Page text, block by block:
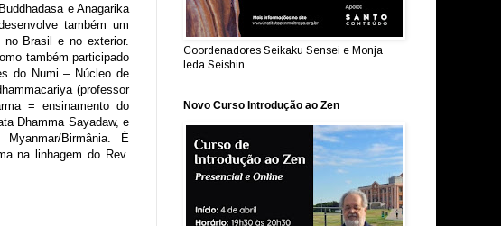
e Anagarika
também um
Brasil e no exterior.
também participado
do Numi – Núcleo de
(professor
= ensinamento do
Dhamma Sayadaw, e
Birmânia. É
na linhagem do Rev.
Coordenadores Seikaku Sensei e Monja
Ieda Seishin
Novo Curso Introdução ao Zen